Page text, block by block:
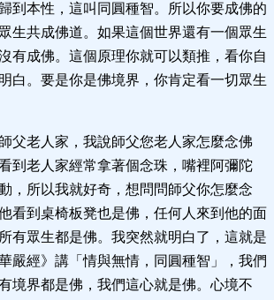
到本性，這叫同圓種智。所以你要成佛的
生共成佛道。如果這個世界還有一個眾生
有成佛。這個原理你就可以類推，看你自
白。要是你是佛境界，你肯定看一切眾生
父老人家，我說師父您老人家怎麼念佛
到老人家經常拿著個念珠，嘴裡阿彌陀
，所以我就好奇，想問問師父你怎麼念
看到桌椅板凳也是佛，任何人來到他的面
有眾生都是佛。我突然就明白了，這就是
嚴經》講「情與無情，同圓種智」，我們
境界都是佛，我們這心就是佛。心境不